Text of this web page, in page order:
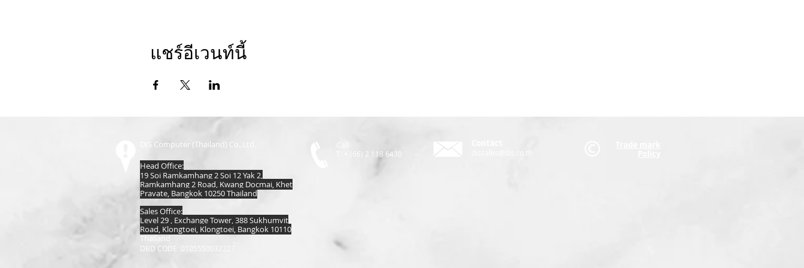
แชร์อีเวนท์นี้
DIS Computer (Thailand) Co.,Ltd.
Head Office:
19 Soi Ramkamhang 2 Soi 12 Yak 2,
Ramkamhang 2 Road, Kwang Docmai, Khet
Pravate, Bangkok 10250 Thailand
Sales Office:
Level 29 , Exchange Tower, 388 Sukhumvit
Road, Klongtoei, Klongtoei, Bangkok 10110
Thailand
DBD CODE: 0105550032227
T: + (66) 2 118 6430